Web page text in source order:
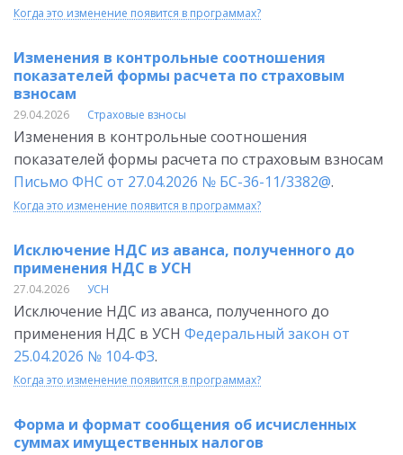
Когда это изменение появится в программах?
Изменения в контрольные соотношения
показателей формы расчета по страховым
взносам
29.04.2026 Страховые взносы
Изменения в контрольные соотношения
показателей формы расчета по страховым взносам
Письмо ФНС от 27.04.2026 № БС-36-11/3382@.
Когда это изменение появится в программах?
Исключение НДС из аванса, полученного до
применения НДС в УСН
27.04.2026 УСН
Исключение НДС из аванса, полученного до
применения НДС в УСН Федеральный закон от
25.04.2026 № 104-ФЗ.
Когда это изменение появится в программах?
Форма и формат сообщения об исчисленных
суммах имущественных налогов